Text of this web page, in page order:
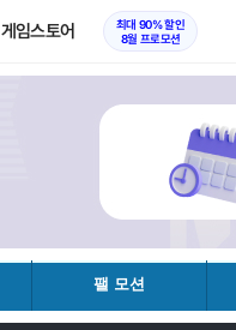
게임스토어
최대 90% 할인
8월 프로모션
팰 모션